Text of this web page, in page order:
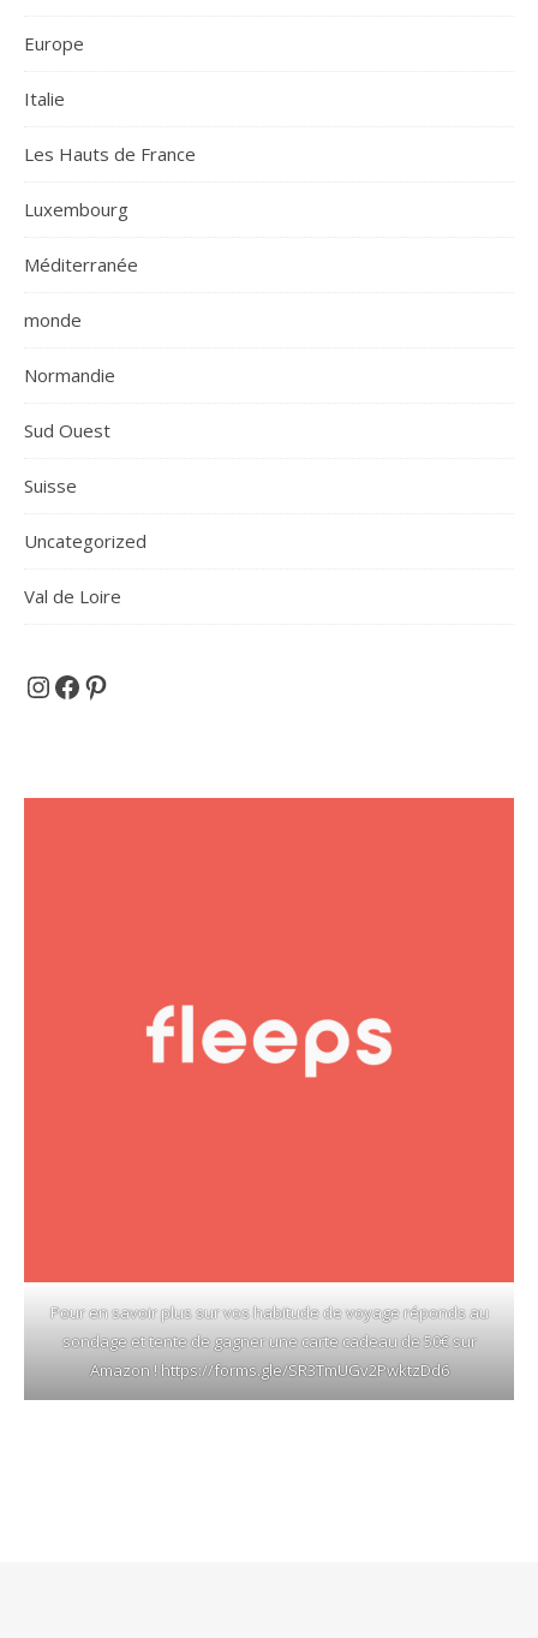
Europe
Italie
Les Hauts de France
Luxembourg
Méditerranée
monde
Normandie
Sud Ouest
Suisse
Uncategorized
Val de Loire
Et si on partait en voyage ...
Facebook
Pinterest
Pour en savoir plus sur vos habitude de voyage réponds au
sondage et tente de gagner une carte cadeau de 50€ sur
Amazon !https://forms.gle/SR3TmUGv2PwktzDd6